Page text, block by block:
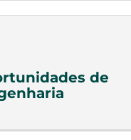
de